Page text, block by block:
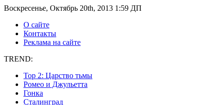
Воскресенье, Октябрь 20th, 2013 1:59 ДП
О сайте
Контакты
Реклама на сайте
TREND:
Тор 2: Царство тьмы
Ромео и Джульетта
Гонка
Сталинград